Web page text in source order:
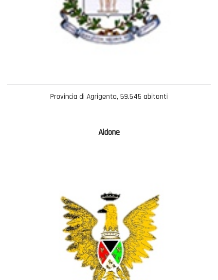
Provincia di Agrigento, 59.545 abitanti
Aidone